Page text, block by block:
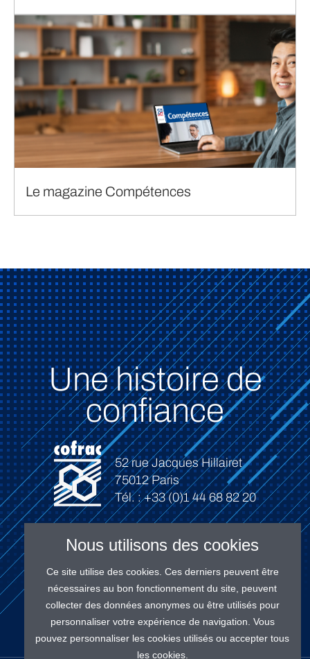
Le magazine Compétences
Une histoire de
confiance
52 rue Jacques Hillairet
75012 Paris
Tél. : +33 (0)1 44 68 82 20
Connexion
Nous utilisons des cookies
Ce site utilise des cookies. Ces derniers peuvent être
nécessaires au bon fonctionnement du site, peuvent
collecter des données anonymes ou être utilisés pour
personnaliser votre expérience de navigation. Vous
pouvez personnaliser les cookies utilisés ou accepter tous
les cookies.